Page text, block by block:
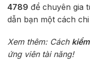
4789 để chuyên gia
dẫn bạn một cách
Xem thêm: Cách
ứng viên tài năng!